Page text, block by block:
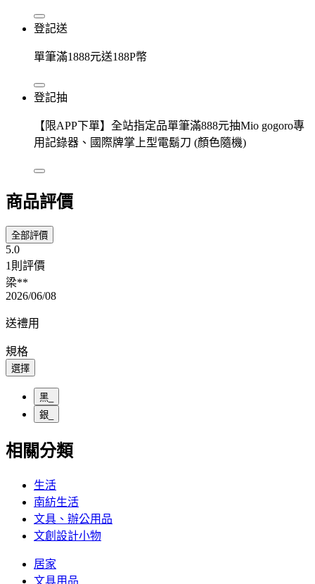
登記送
單筆滿1888元送188P幣
登記抽
【限APP下單】全站指定品單筆滿888元抽Mio gogoro專
用記錄器、國際牌掌上型電鬍刀 (顏色隨機)
商品評價
全部評價
5.0
1則評價
梁**
2026/06/08
送禮用
規格
選擇
黑_
銀_
相關分類
生活
南紡生活
文具、辦公用品
文創設計小物
居家
文具用品